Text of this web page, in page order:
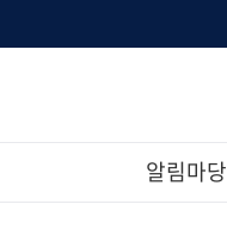
알림마당